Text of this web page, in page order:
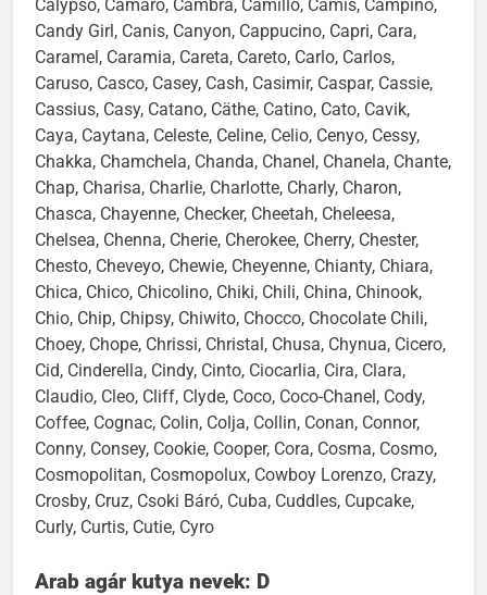
Calypso, Camaro, Cambra, Camillo, Camis, Campino,
Candy Girl, Canis, Canyon, Cappucino, Capri, Cara,
Caramel, Caramia, Careta, Careto, Carlo, Carlos,
Caruso, Casco, Casey, Cash, Casimir, Caspar, Cassie,
Cassius, Casy, Catano, Cäthe, Catino, Cato, Cavik,
Caya, Caytana, Celeste, Celine, Celio, Cenyo, Cessy,
Chakka, Chamchela, Chanda, Chanel, Chanela, Chante,
Chap, Charisa, Charlie, Charlotte, Charly, Charon,
Chasca, Chayenne, Checker, Cheetah, Cheleesa,
Chelsea, Chenna, Cherie, Cherokee, Cherry, Chester,
Chesto, Cheveyo, Chewie, Cheyenne, Chianty, Chiara,
Chica, Chico, Chicolino, Chiki, Chili, China, Chinook,
Chio, Chip, Chipsy, Chiwito, Chocco, Chocolate Chili,
Choey, Chope, Chrissi, Christal, Chusa, Chynua, Cicero,
Cid, Cinderella, Cindy, Cinto, Ciocarlia, Cira, Clara,
Claudio, Cleo, Cliff, Clyde, Coco, Coco-Chanel, Cody,
Coffee, Cognac, Colin, Colja, Collin, Conan, Connor,
Conny, Consey, Cookie, Cooper, Cora, Cosma, Cosmo,
Cosmopolitan, Cosmopolux, Cowboy Lorenzo, Crazy,
Crosby, Cruz, Csoki Báró, Cuba, Cuddles, Cupcake,
Curly, Curtis, Cutie, Cyro
Arab agár kutya nevek: D